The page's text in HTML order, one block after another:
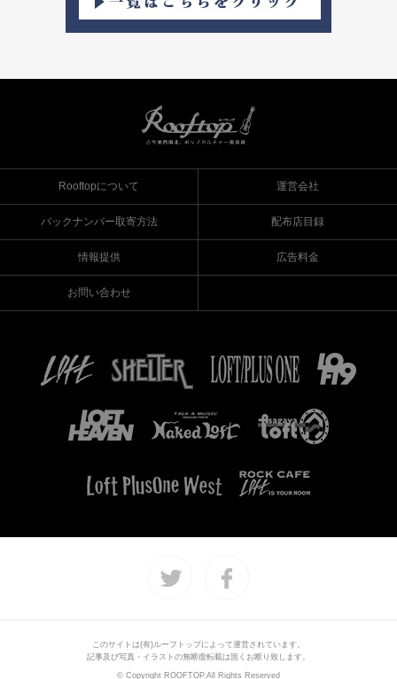
Rooftopについて 運営会社
バックナンバー取寄方法 配布店目録
情報提供 広告料金
お問い合わせ
このサイトは(有)ルーフトップによって運営されています。
記事及び写真・イラストの無断復転載は固くお断り致します。
© Copyright ROOFTOP.All Rights Reserved